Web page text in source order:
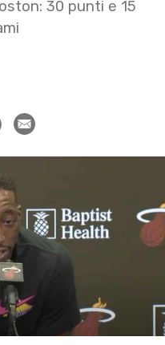
30 punti e 15